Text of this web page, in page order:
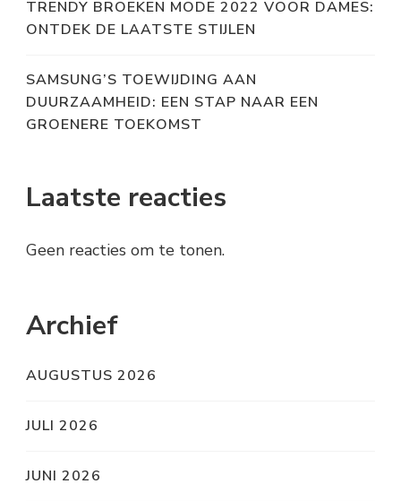
TRENDY BROEKEN MODE 2022 VOOR DAMES:
ONTDEK DE LAATSTE STIJLEN
SAMSUNG’S TOEWIJDING AAN
DUURZAAMHEID: EEN STAP NAAR EEN
GROENERE TOEKOMST
Laatste reacties
Geen reacties om te tonen.
Archief
AUGUSTUS 2026
JULI 2026
JUNI 2026